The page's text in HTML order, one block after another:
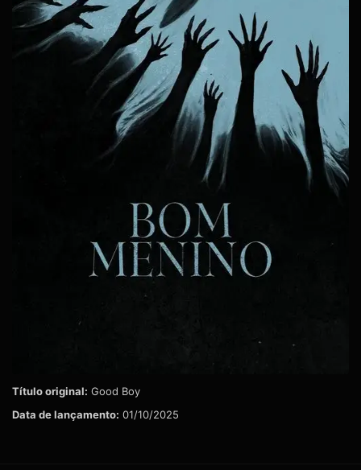
Título original: Good Boy
Data de lançamento: 01/10/2025